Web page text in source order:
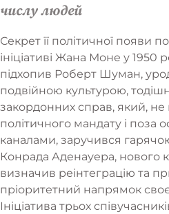
числу людей
Секрет її політичної появи
ініціативі Жана Моне у 1950
підхопив Роберт Шуман,
подвійною культурою,
закордонних справ, який,
політичного мандату і поза
каналами, заручився
Конрада Аденауера, нового
визначив реінтеграцію та
пріоритетний напрямок
Ініціатива трьох